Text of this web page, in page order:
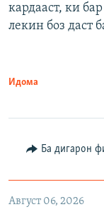
кардааст, ки
лекин боз даст
Идома
Ба дигарон
Август 06, 2026